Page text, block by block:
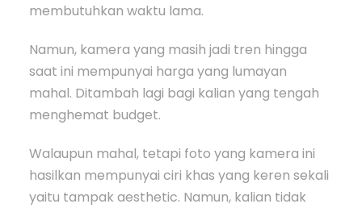
membutuhkan waktu lama.
Namun, kamera yang masih jadi tren hingga
saat ini mempunyai harga yang lumayan
mahal. Ditambah lagi bagi kalian yang tengah
menghemat budget.
Walaupun mahal, tetapi foto yang kamera ini
hasilkan mempunyai ciri khas yang keren sekali
yaitu tampak aesthetic. Namun, kalian tidak